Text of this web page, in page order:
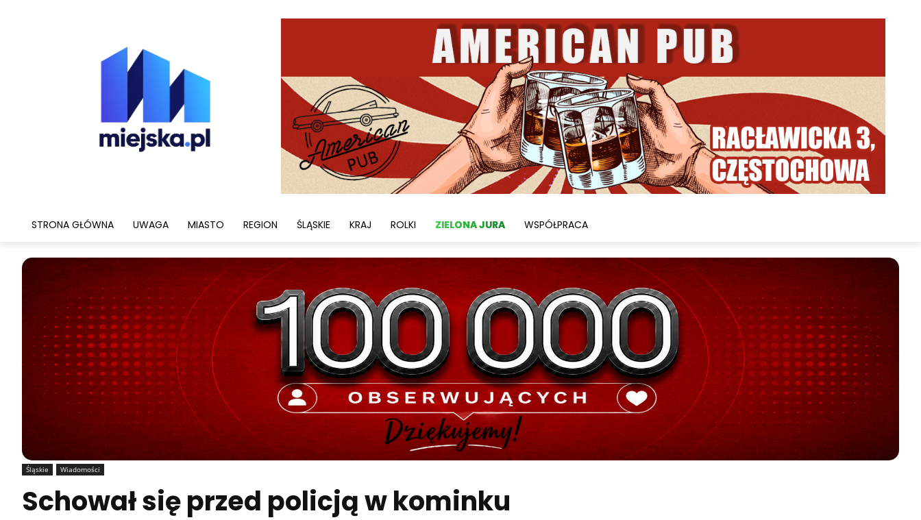
STRONA GŁÓWNA UWAGA MIASTO REGION ŚLĄSKIE KRAJ ROLKI ZIELONA JURA WSPÓŁPRACA
Śląskie Wiadomości
Schował się przed policją w kominku